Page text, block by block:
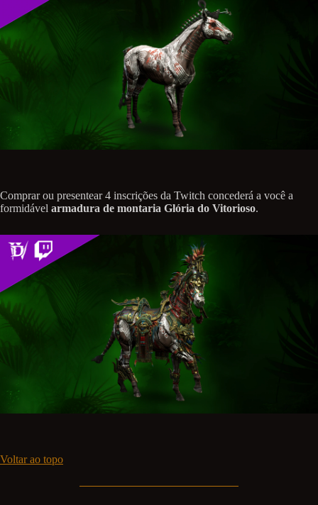
Comprar ou presentear 4 inscrições da Twitch concederá a você a
formidável armadura de montaria Glória do Vitorioso.
Voltar ao topo